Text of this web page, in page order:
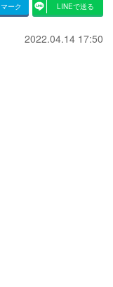
ーク LINEで送る
2022.04.14 17:50